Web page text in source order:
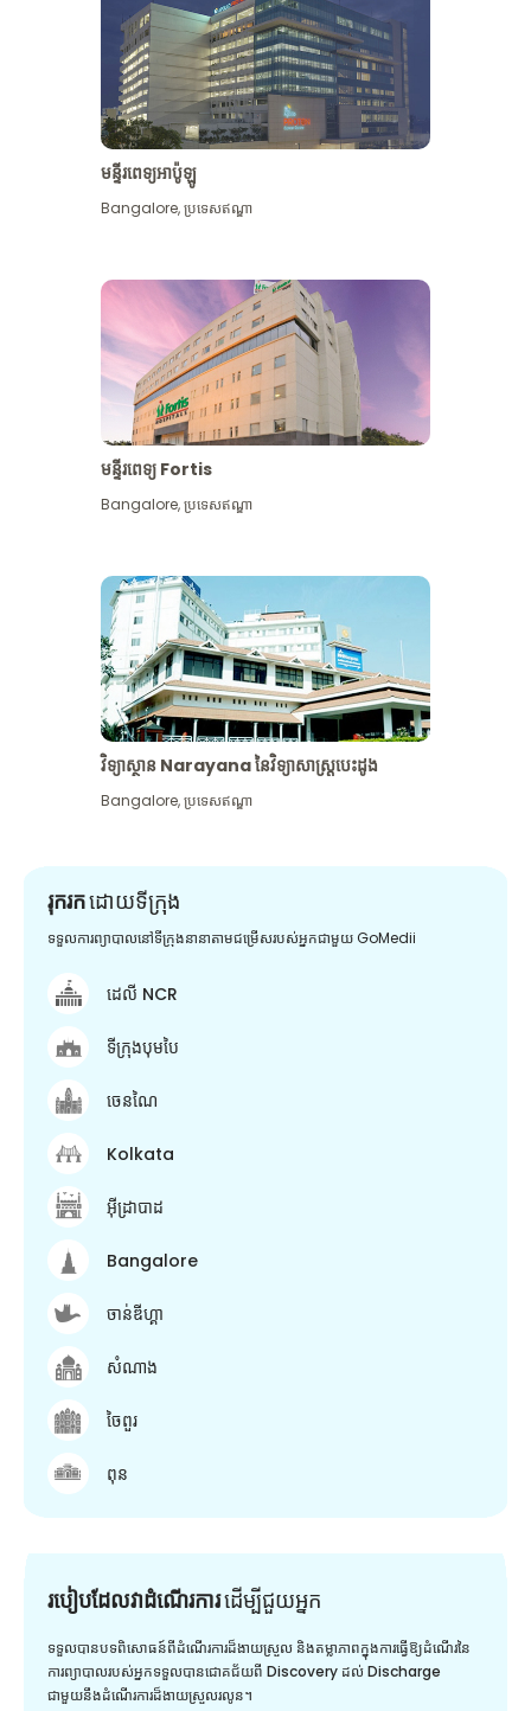
មើល​ច្រើន​ទៀត
មន្ទីរពេទ្យអាប៉ូឡូ
Bangalore,ប្រទេសឥណ្ឌា
មន្ទីរពេទ្យ Fortis
Bangalore,ប្រទេសឥណ្ឌា
វិទ្យាស្ថាន Narayana នៃវិទ្យាសាស្រ្តបេះដូង
Bangalore,ប្រទេសឥណ្ឌា
រុករកដោយទីក្រុង
ទទួលការព្យាបាលនៅទីក្រុងនានាតាមជម្រើសរបស់អ្នកជាមួយ GoMedii
ដេលី NCR
ទីក្រុងបុមបៃ
ចេនណៃ
Kolkata
អ៊ីដ្រាបាដ
Bangalore
ចាន់ឌីហ្គា
សំណាង
ចៃពួរ
ពុន
របៀបដែលវាដំណើរការដើម្បី​ជួយ​អ្នក
ទទួលបានបទពិសោធន៍ពីដំណើរការដ៏ងាយស្រួល និងតម្លាភាពក្នុងការធ្វើឱ្យដំណើរនៃ
ការព្យាបាលរបស់អ្នកទទួលបានជោគជ័យពី Discovery ដល់ Discharge
ជាមួយនឹងដំណើរការដ៏ងាយស្រួលរលូន។